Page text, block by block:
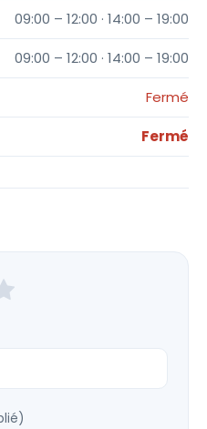
09:00 – 12:00 · 14:00 – 19:00
09:00 – 12:00 · 14:00 – 19:00
Fermé
Fermé